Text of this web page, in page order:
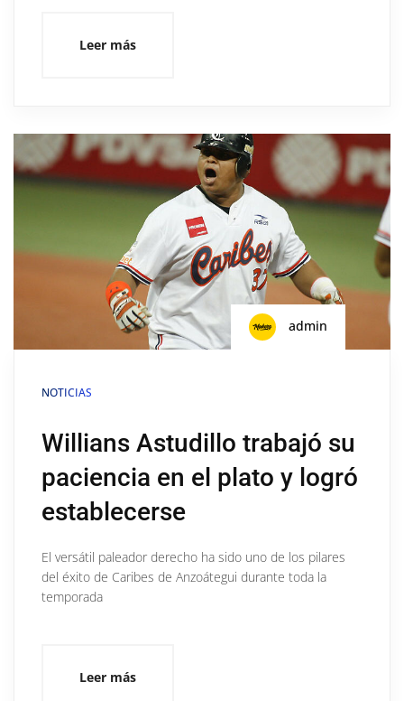
Leer más
admin
NOTICIAS
Willians Astudillo trabajó su
paciencia en el plato y logró
establecerse
El versátil paleador derecho ha sido uno de los pilares
del éxito de Caribes de Anzoátegui durante toda la
temporada
Leer más